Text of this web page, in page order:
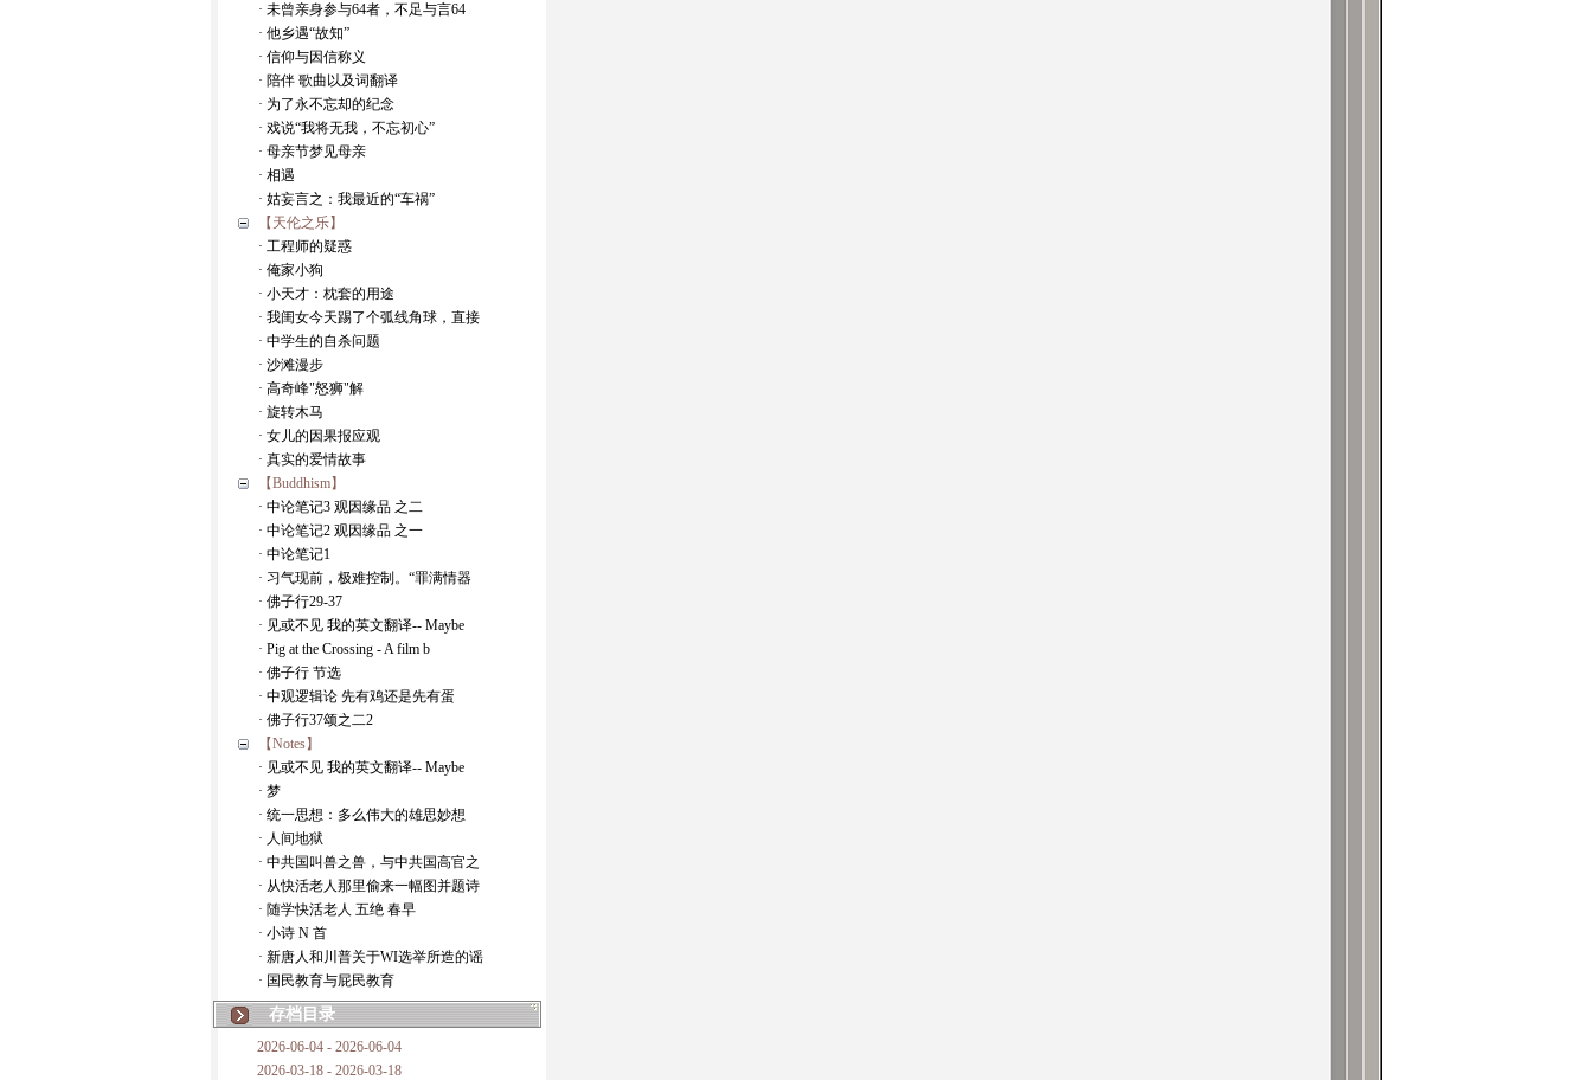
· 未曾亲身参与64者，不足与言64
· 他乡遇“故知”
· 信仰与因信称义
· 陪伴 歌曲以及词翻译
· 为了永不忘却的纪念
· 戏说“我将无我，不忘初心”
· 母亲节梦见母亲
· 相遇
· 姑妄言之：我最近的“车祸”
【天伦之乐】
· 工程师的疑惑
· 俺家小狗
· 小天才：枕套的用途
· 我闺女今天踢了个弧线角球，直接
· 中学生的自杀问题
· 沙滩漫步
· 高奇峰"怒狮"解
· 旋转木马
· 女儿的因果报应观
· 真实的爱情故事
【Buddhism】
· 中论笔记3 观因缘品 之二
· 中论笔记2 观因缘品 之一
· 中论笔记1
· 习气现前，极难控制。“罪满情器
· 佛子行29-37
· 见或不见 我的英文翻译-- Maybe
· Pig at the Crossing - A film b
· 佛子行 节选
· 中观逻辑论 先有鸡还是先有蛋
· 佛子行37颂之二2
【Notes】
· 见或不见 我的英文翻译-- Maybe
· 梦
· 统一思想：多么伟大的雄思妙想
· 人间地狱
· 中共国叫兽之兽，与中共国高官之
· 从快活老人那里偷来一幅图并题诗
· 随学快活老人 五绝 春早
· 小诗 N 首
· 新唐人和川普关于WI选举所造的谣
· 国民教育与屁民教育
存档目录
2026-06-04 - 2026-06-04
2026-03-18 - 2026-03-18